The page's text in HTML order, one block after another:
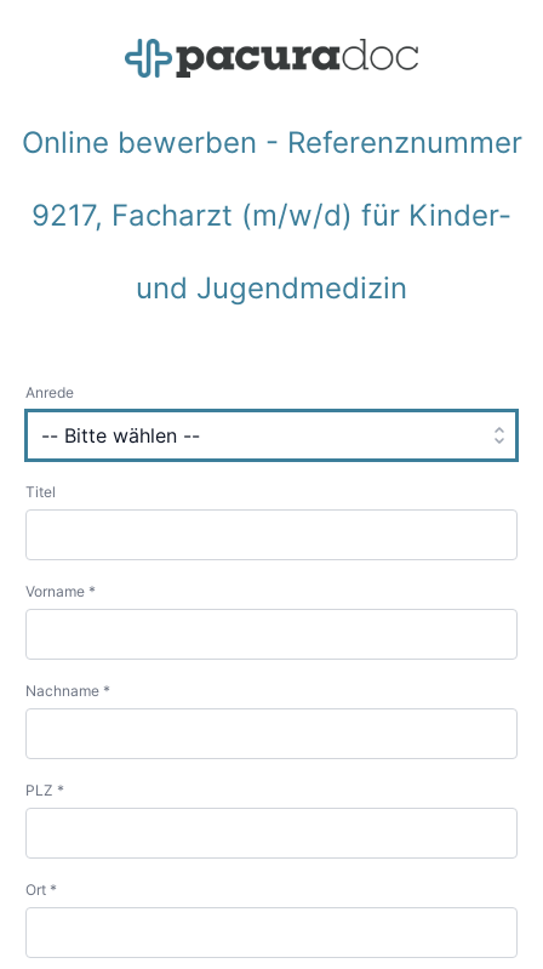
Online bewerben - Referenznummer
9217, Facharzt (m/w/d) für Kinder-
und Jugendmedizin
Anrede
Titel
Vorname *
Nachname *
PLZ *
Ort *